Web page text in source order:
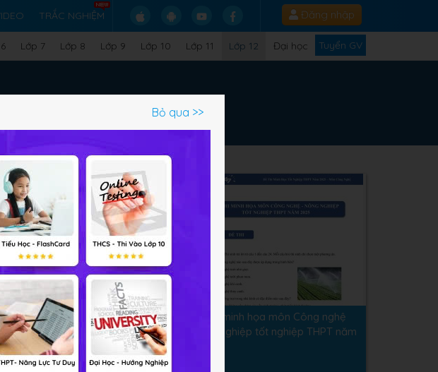
TRẮC NGHIỆM Đăng nhập
Lớp 7 Lớp 8 Lớp 9 Lớp 10 Lớp 11 Lớp 12 Đại học Tuyển GV
12
thi minh họa môn Tin học tốt
THPT năm 2025
Đề thi minh họa môn Công nghệ
Nông nghiệp tốt nghiệp THPT năm
Bỏ qua >>